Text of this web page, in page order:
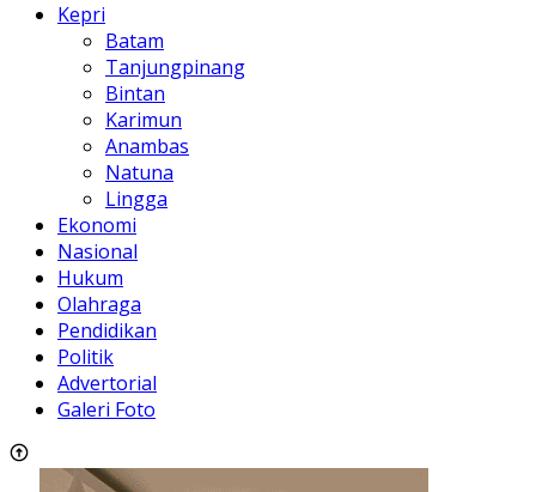
Kepri
Batam
Tanjungpinang
Bintan
Karimun
Anambas
Natuna
Lingga
Ekonomi
Nasional
Hukum
Olahraga
Pendidikan
Politik
Advertorial
Galeri Foto